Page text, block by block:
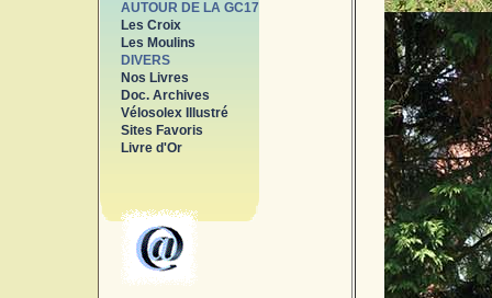
AUTOUR DE LA GC17
Les Croix
Les Moulins
DIVERS
Nos Livres
Doc. Archives
Vélosolex Illustré
Sites Favoris
Livre d'Or